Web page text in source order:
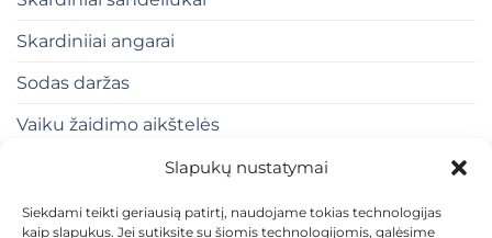
Slapukų nustatymai
Siekdami teikti geriausią patirtį, naudojame tokias technologijas
kaip slapukus. Jei sutiksite su šiomis technologijomis, galėsime
Skardiniiai angarai
Sodas daržas
Vaiku žaidimo aikštelės